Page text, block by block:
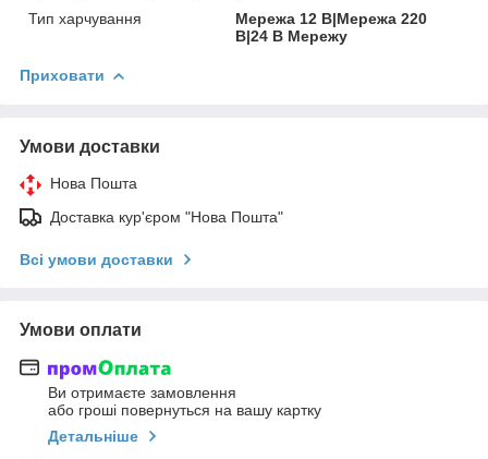
Тип харчування
Мережа 12 В|Мережа 220
В|24 В Мережу
Приховати
Умови доставки
Нова Пошта
Доставка кур'єром "Нова Пошта"
Всі умови доставки
Умови оплати
Ви отримаєте замовлення
або гроші повернуться на вашу картку
Детальніше